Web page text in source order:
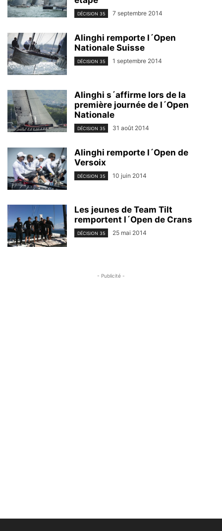
DÉCISION 35 7 septembre 2014
Alinghi remporte l´Open
Nationale Suisse
DÉCISION 35 1 septembre 2014
Alinghi s´affirme lors de la
première journée de l´Open
Nationale
DÉCISION 35 31 août 2014
Alinghi remporte l´Open de
Versoix
DÉCISION 35 10 juin 2014
Les jeunes de Team Tilt
remportent l´Open de Crans
DÉCISION 35 25 mai 2014
- Publicité -